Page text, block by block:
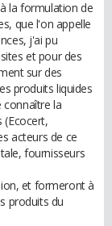
la formulation de
que l'on appelle
j'ai pu
et pour des
sur des
produits liquides
connaître la
(Ecocert,
acteurs de ce
fournisseurs
et formeront à
produits du